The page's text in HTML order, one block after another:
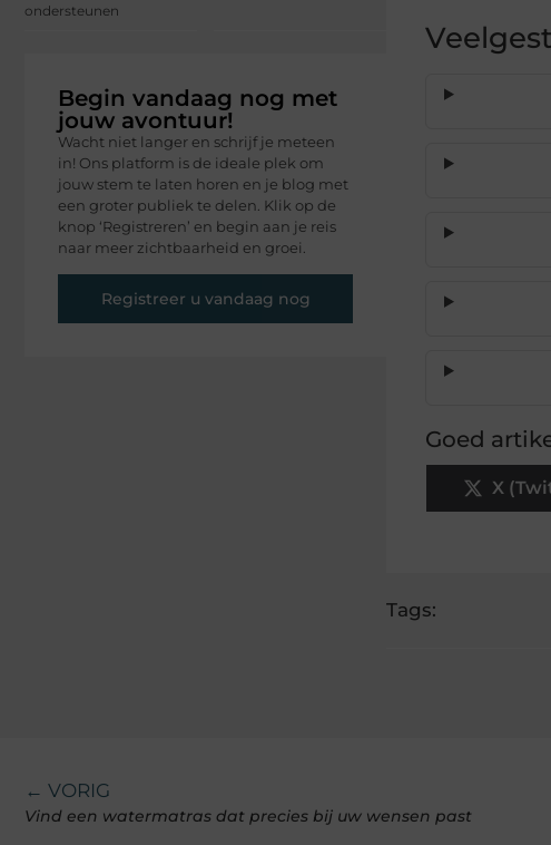
ondersteunen
Begin vandaag nog met
jouw avontuur!
Wacht niet langer en schrijf je meteen
in! Ons platform is de ideale plek om
jouw stem te laten horen en je blog met
een groter publiek te delen. Klik op de
knop ‘Registreren’ en begin aan je reis
naar meer zichtbaarheid en groei.
Registreer u vandaag nog
Goed
X
Tags:
← VORIG
Vind een watermatras dat precies bij uw wensen past